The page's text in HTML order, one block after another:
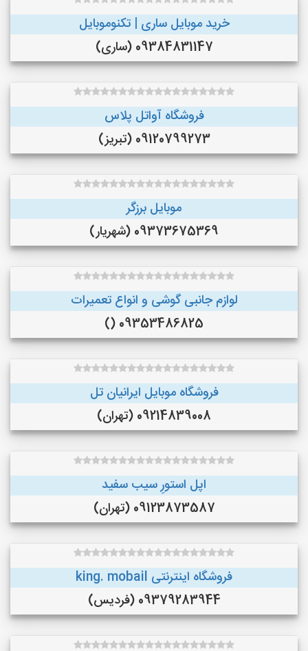
خرید موبایل ساری | تکنوموبایل
09384831147 (ساری)
فروشگاه آواتل پلاس
09120799273 (تبریز)
موبایل برزگر
09373675369 (شهریار)
لوازم جانبی گوشی و انواع تعمیرات
09353486825 ()
فروشگاه موبایل ایرانیان تل
09214839008 (تهران)
اپل استورِ سیب سفید
09123873587 (تهران)
فروشگاه اینترنتی king. mobail
09379283944 (فردیس)